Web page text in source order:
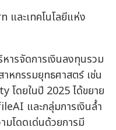
และเทคโนโลยีแห่ง
รจัดการเงินลงทุนรวม
หกรรมยุทธศาสตร์ เช่น
โดยในปี 2025 ได้ขยาย
และกลุ่มการเงินล้ำ
มโดดเด่นด้วยการมี